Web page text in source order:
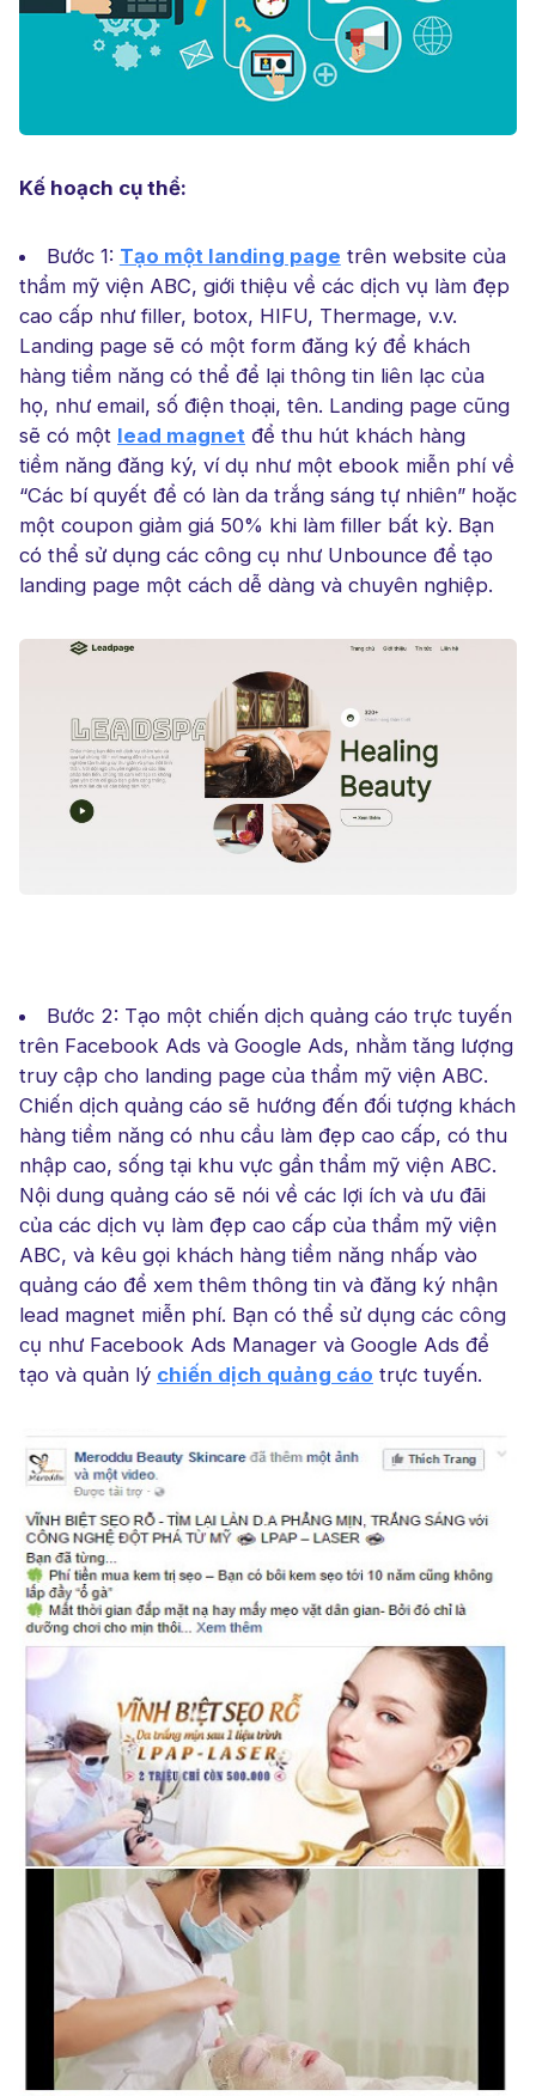
Kế hoạch cụ thể:
Bước 1: Tạo một landing page trên website của
thẩm mỹ viện ABC, giới thiệu về các dịch vụ làm đẹp
cao cấp như filler, botox, HIFU, Thermage, v.v.
Landing page sẽ có một form đăng ký để khách
hàng tiềm năng có thể để lại thông tin liên lạc của
họ, như email, số điện thoại, tên. Landing page cũng
sẽ có một lead magnet để thu hút khách hàng
tiềm năng đăng ký, ví dụ như một ebook miễn phí về
“Các bí quyết để có làn da trắng sáng tự nhiên” hoặc
một coupon giảm giá 50% khi làm filler bất kỳ. Bạn
có thể sử dụng các công cụ như Unbounce để tạo
landing page một cách dễ dàng và chuyên nghiệp.
Bước 2: Tạo một chiến dịch quảng cáo trực tuyến
trên Facebook Ads và Google Ads, nhằm tăng lượng
truy cập cho landing page của thẩm mỹ viện ABC.
Chiến dịch quảng cáo sẽ hướng đến đối tượng khách
hàng tiềm năng có nhu cầu làm đẹp cao cấp, có thu
nhập cao, sống tại khu vực gần thẩm mỹ viện ABC.
Nội dung quảng cáo sẽ nói về các lợi ích và ưu đãi
của các dịch vụ làm đẹp cao cấp của thẩm mỹ viện
ABC, và kêu gọi khách hàng tiềm năng nhấp vào
quảng cáo để xem thêm thông tin và đăng ký nhận
lead magnet miễn phí. Bạn có thể sử dụng các công
cụ như Facebook Ads Manager và Google Ads để
tạo và quản lý chiến dịch quảng cáo trực tuyến.